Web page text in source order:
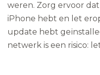
weren. Zorg ervoor
iPhone hebt en let
update hebt
netwerk is een risico: